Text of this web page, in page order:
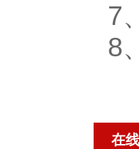
7
8
在